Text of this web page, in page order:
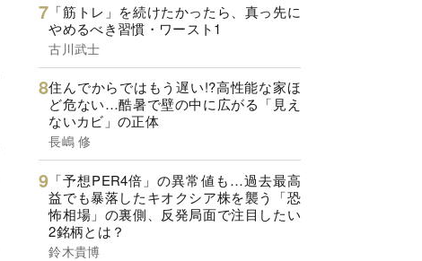
「筋トレ」を続けたかったら、真っ先に
やめるべき習慣・ワースト1
古川武士
住んでからではもう遅い!?高性能な家ほ
ど危ない…酷暑で壁の中に広がる「見え
ないカビ」の正体
長嶋 修
「予想PER4倍」の異常値も…過去最高
益でも暴落したキオクシア株を襲う「恐
怖相場」の裏側、反発局面で注目したい
2銘柄とは？
鈴木貴博